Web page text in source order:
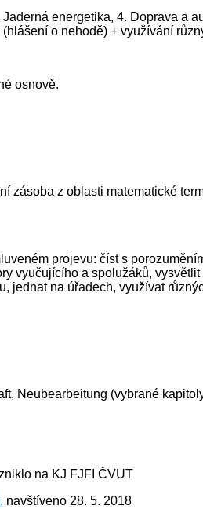
energetika, 4. Doprava a
o nehodě) + využívání
osnově.
zásoba z oblasti matematické
projevu: číst s
vyučujícího a spolužáků,
jednat na úřadech, využívat
Neubearbeitung (vybrané
na KJ FJFI ČVUT
navštíveno 28. 5. 2018